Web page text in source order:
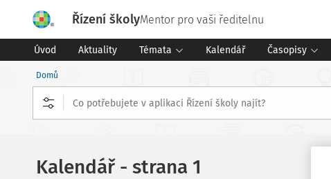
Řízení školyMentor pro vaši ředitelnu
Úvod Aktuality Témata Kalendář Časopisy
Domů
Kalendář - strana 1